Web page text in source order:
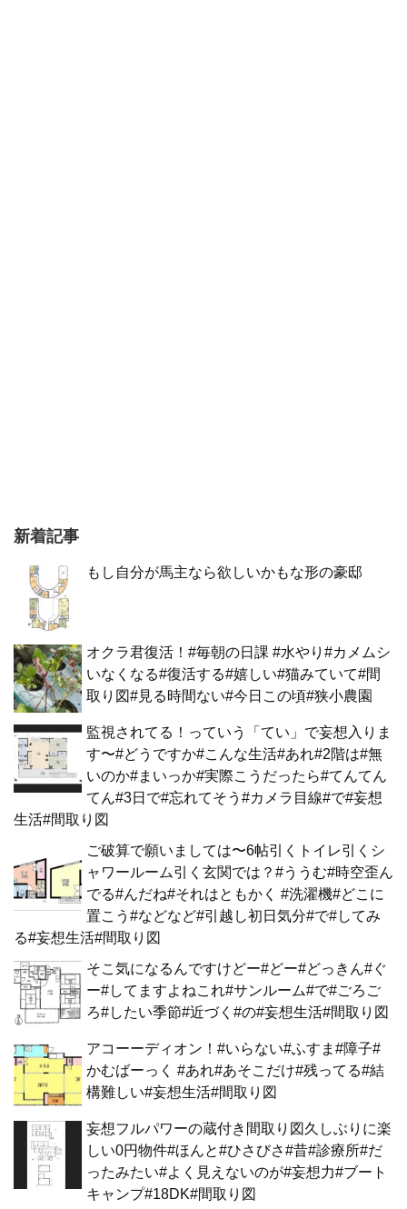
新着記事
もし自分が馬主なら欲しいかもな形の豪邸
オクラ君復活！#毎朝の日課 #水やり#カメムシ
いなくなる#復活する#嬉しい#猫みていて#間
取り図#見る時間ない#今日この頃#狭小農園
監視されてる！っていう「てい」で妄想入りま
す〜#どうですか#こんな生活#あれ#2階は#無
いのか#まいっか#実際こうだったら#てんてん
てん#3日で#忘れてそう#カメラ目線#で#妄想
生活#間取り図
ご破算で願いましては〜6帖引くトイレ引くシ
ャワールーム引く玄関では？#ううむ#時空歪ん
でる#んだね#それはともかく #洗濯機#どこに
置こう#などなど#引越し初日気分#で#してみ
る#妄想生活#間取り図
そこ気になるんですけどー#どー#どっきん#ぐ
ー#してますよねこれ#サンルーム#で#ごろご
ろ#したい季節#近づく#の#妄想生活#間取り図
アコーーディオン！#いらない#ふすま#障子#
かむばーっく #あれ#あそこだけ#残ってる#結
構難しい#妄想生活#間取り図
妄想フルパワーの蔵付き間取り図久しぶりに楽
しい0円物件#ほんと#ひさびさ#昔#診療所#だ
ったみたい#よく見えないのが#妄想力#ブート
キャンプ#18DK#間取り図